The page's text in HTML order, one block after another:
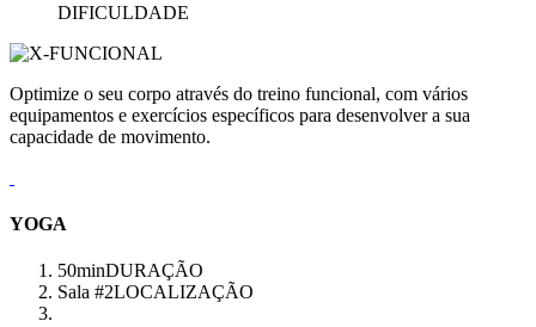
DIFICULDADE
Optimize o seu corpo através do treino funcional, com vários
equipamentos e exercícios específicos para desenvolver a sua
capacidade de movimento.
YOGA
50minDURAÇÃO
Sala #2LOCALIZAÇÃO